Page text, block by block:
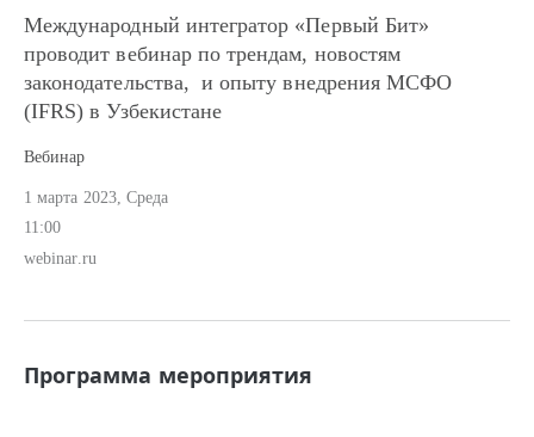
Международный интегратор «Первый Бит»
проводит вебинар по трендам, новостям
законодательства, и опыту внедрения МСФО
(IFRS) в Узбекистане
Вебинар
1 марта 2023, Среда
11:00
webinar.ru
Программа мероприятия